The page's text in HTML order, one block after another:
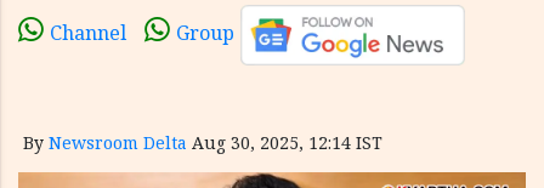
Channel Group
By Newsroom Delta Aug 30, 2025, 12:14 IST